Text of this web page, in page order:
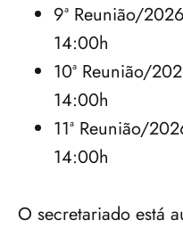
9ª Reunião/
14:00h
10ª Reunião/
14:00h
11ª Reunião/
14:00h
O secretariado está